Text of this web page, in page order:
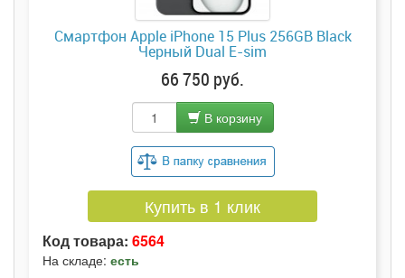
Смартфон Apple iPhone 15 Plus 256GB Black
Черный Dual E-sim
66 750 руб.
В корзину
Купить в 1 клик
Код товара: 6564
На складе: есть